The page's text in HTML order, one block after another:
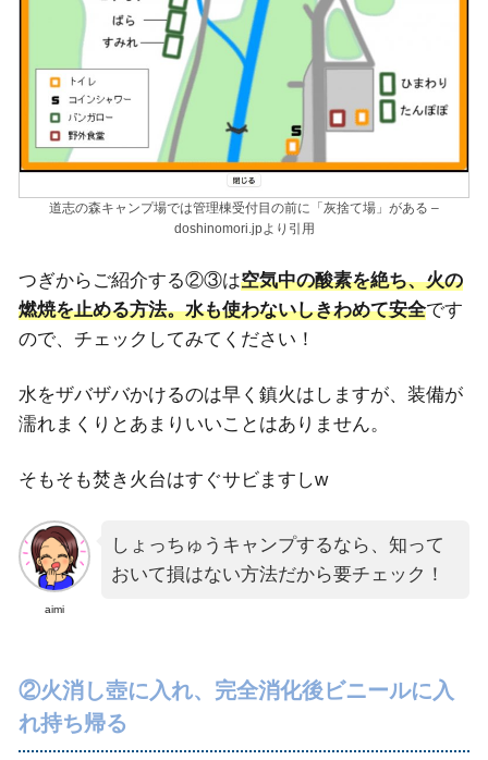
道志の森キャンプ場では管理棟受付目の前に「灰捨て場」がある –
doshinomori.jpより引用
つぎからご紹介する②③は空気中の酸素を絶ち、火の
燃焼を止める方法。水も使わないしきわめて安全です
ので、チェックしてみてください！
水をザバザバかけるのは早く鎮火はしますが、装備が
濡れまくりとあまりいいことはありません。
そもそも焚き火台はすぐサビますしw
aimi
しょっちゅうキャンプするなら、知って
おいて損はない方法だから要チェック！
②火消し壺に入れ、完全消化後ビニールに入
れ持ち帰る